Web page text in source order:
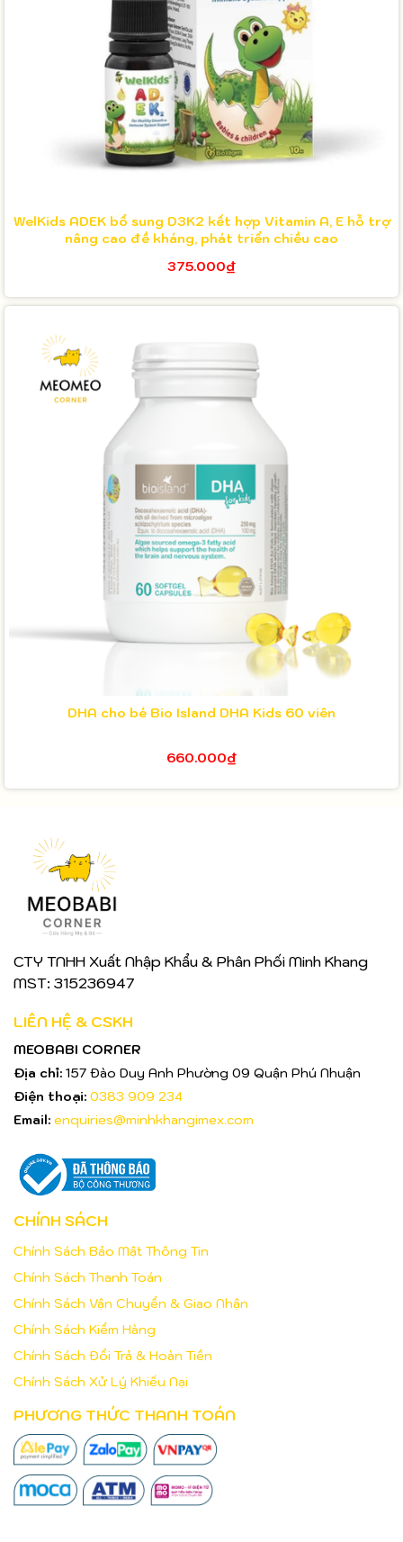
WelKids ADEK bổ sung D3K2 kết hợp Vitamin A, E hỗ trợ
nâng cao đề kháng, phát triển chiều cao
375.000₫
DHA cho bé Bio Island DHA Kids 60 viên
660.000₫
CTY TNHH Xuất Nhập Khẩu & Phân Phối Minh Khang
MST: 315236947
LIÊN HỆ & CSKH
MEOBABI CORNER
Địa chỉ: 157 Đào Duy Anh Phường 09 Quận Phú Nhuận
Điện thoại: 0383 909 234
Email: enquiries@minhkhangimex.com
CHÍNH SÁCH
Chính Sách Bảo Mật Thông Tin
Chính Sách Thanh Toán
Chính Sách Vận Chuyển & Giao Nhận
Chính Sách Kiểm Hàng
Chính Sách Đổi Trả & Hoàn Tiền
Chính Sách Xử Lý Khiếu Nại
PHƯƠNG THỨC THANH TOÁN